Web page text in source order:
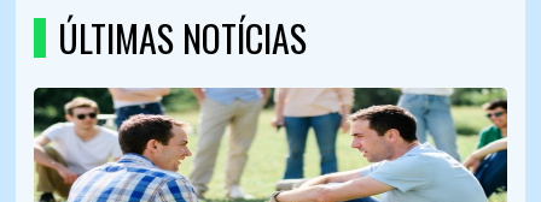
ÚLTIMAS NOTÍCIAS